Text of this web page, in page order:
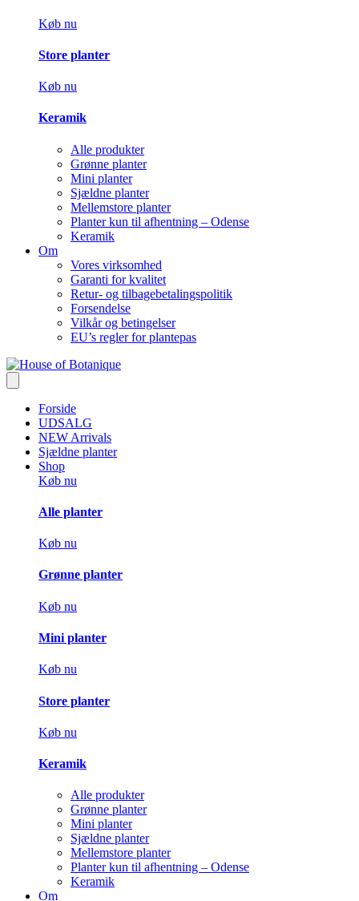
Køb nu
Store planter
Køb nu
Keramik
Alle produkter
Grønne planter
Mini planter
Sjældne planter
Mellemstore planter
Planter kun til afhentning – Odense
Keramik
Om
Vores virksomhed
Garanti for kvalitet
Retur- og tilbagebetalingspolitik
Forsendelse
Vilkår og betingelser
EU’s regler for plantepas
Forside
UDSALG
NEW Arrivals
Sjældne planter
Shop
Køb nu
Alle planter
Køb nu
Grønne planter
Køb nu
Mini planter
Køb nu
Store planter
Køb nu
Keramik
Alle produkter
Grønne planter
Mini planter
Sjældne planter
Mellemstore planter
Planter kun til afhentning – Odense
Keramik
Om